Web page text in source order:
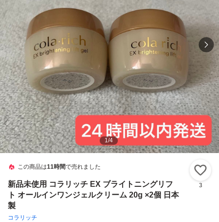
1/4
この商品は11時間で売れました
新品未使用 コラリッチ EX ブライトニングリフ
ト オールインワンジェルクリーム 20g ×2個 日本
製
コラリッチ
3